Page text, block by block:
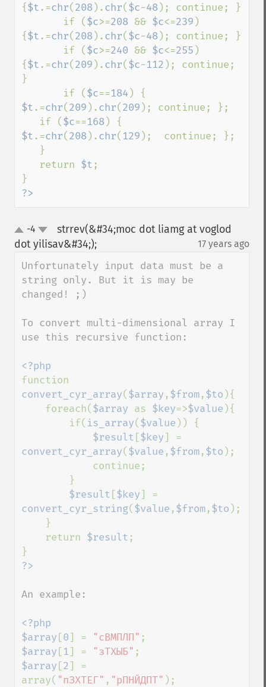
{$t.=chr( 208 ).chr( $c-48 ); continue; }
       if (
$c>=208 && $c<=239 )
{$t.=chr( 208 ).chr( $c-48 ); continue; }
       if (
$c>=240 && $c<=255 )
{$t.=chr( 209 ).chr( $c-112 ); continue;
}
       if (
$c==184
$t.=chr( 209 ).chr( 209 ); continue; };
   if (
$c==168
$t.=chr( 208 ).chr( 129 );  continue; };
   return
$t ;
?>
up
down
-4
strrev(&#34;moc dot liamg at voglod
dot yilisav&#34;);
17 years ago
Unfortunately input data must be a
string only. But it is may be
changed! ;)
To convert multi-dimensional array I
use this recursive function:
convert_cyr_array( $array ,$from,$to ){
    foreach(
$array as $key=>$value ){
        if(
is_array( $value )) {
$result [$key
convert_cyr_array( $value ,$from,$to );
$result [$key
convert_cyr_string( $value ,$from,$to );
    return
$result ;
An example:
<?php
$array [0] = "сВМПЛП"
$array [1] = "зТХЫБ"
$array [2] =
array( "пЗХТЕГ" , "рПНЙДПТ"